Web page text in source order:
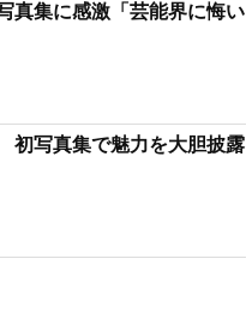
真集に感激「芸能界に悔い
初写真集で魅力を大胆披露